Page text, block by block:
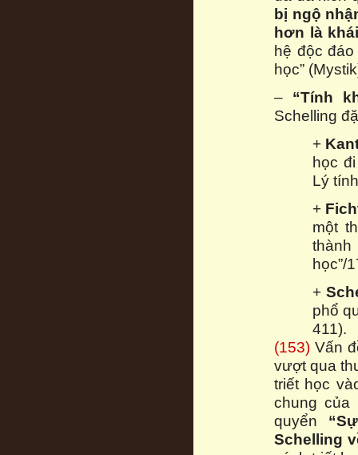
bị ngộ
hơn là
hệ độc đáo
học”
– “Tính
Schelling
+
học
Lý
+
một
học”/
+
phổ
411).
(153) Vấn
vượt qua
triết học
chung của
quyển
Schelling